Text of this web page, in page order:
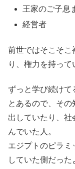
王家のご子息
経営者
前世ではそこそこ
り、権力を持って
ずっと学び続けて
とあるので、そ
出していたり、社
んでいた人。
エジプトのピラミ
していた側だった